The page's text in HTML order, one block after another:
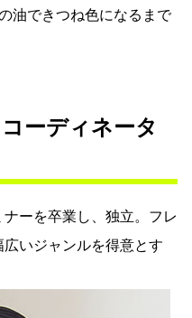
油できつね色になるまで
ーディネータ
ーを卒業し、独立。フレ
いジャンルを得意とす